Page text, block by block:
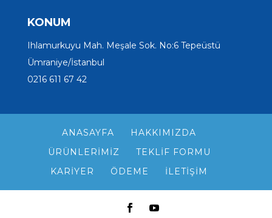
KONUM
Ihlamurkuyu Mah. Meşale Sok. No:6 Tepeüstü
Ümraniye/İstanbul
0216 611 67 42
ANASAYFA
HAKKIMIZDA
ÜRÜNLERIMIZ
TEKLIF FORMU
KARIYER
ÖDEME İLETIŞIM